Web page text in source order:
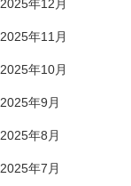
2025年12月
2025年11月
2025年10月
2025年9月
2025年8月
2025年7月